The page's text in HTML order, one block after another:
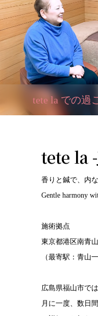
tete la での過
tete la
香りと鍼で、内
Gentle harmony
施術拠点
東京都港区南青山
（最寄駅：青山
広島県福山市では
月に一度、数日